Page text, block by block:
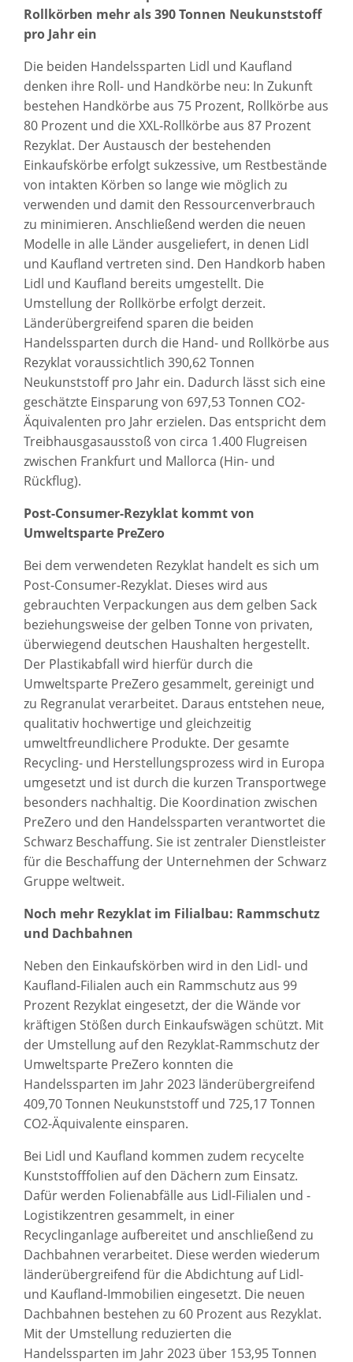
Rollkörben mehr als 390 Tonnen Neukunststoff
pro Jahr ein
Die beiden Handelssparten Lidl und Kaufland
denken ihre Roll- und Handkörbe neu: In Zukunft
bestehen Handkörbe aus 75 Prozent, Rollkörbe aus
80 Prozent und die XXL-Rollkörbe aus 87 Prozent
Rezyklat. Der Austausch der bestehenden
Einkaufskörbe erfolgt sukzessive, um Restbestände
von intakten Körben so lange wie möglich zu
verwenden und damit den Ressourcenverbrauch
zu minimieren. Anschließend werden die neuen
Modelle in alle Länder ausgeliefert, in denen Lidl
und Kaufland vertreten sind. Den Handkorb haben
Lidl und Kaufland bereits umgestellt. Die
Umstellung der Rollkörbe erfolgt derzeit.
Länderübergreifend sparen die beiden
Handelssparten durch die Hand- und Rollkörbe aus
Rezyklat voraussichtlich 390,62 Tonnen
Neukunststoff pro Jahr ein. Dadurch lässt sich eine
geschätzte Einsparung von 697,53 Tonnen CO2-
Äquivalenten pro Jahr erzielen. Das entspricht dem
Treibhausgasausstoß von circa 1.400 Flugreisen
zwischen Frankfurt und Mallorca (Hin- und
Rückflug).
Post-Consumer-Rezyklat kommt von
Umweltsparte PreZero
Bei dem verwendeten Rezyklat handelt es sich um
Post-Consumer-Rezyklat. Dieses wird aus
gebrauchten Verpackungen aus dem gelben Sack
beziehungsweise der gelben Tonne von privaten,
überwiegend deutschen Haushalten hergestellt.
Der Plastikabfall wird hierfür durch die
Umweltsparte PreZero gesammelt, gereinigt und
zu Regranulat verarbeitet. Daraus entstehen neue,
qualitativ hochwertige und gleichzeitig
umweltfreundlichere Produkte. Der gesamte
Recycling- und Herstellungsprozess wird in Europa
umgesetzt und ist durch die kurzen Transportwege
besonders nachhaltig. Die Koordination zwischen
PreZero und den Handelssparten verantwortet die
Schwarz Beschaffung. Sie ist zentraler Dienstleister
für die Beschaffung der Unternehmen der Schwarz
Gruppe weltweit.
Noch mehr Rezyklat im Filialbau: Rammschutz
und Dachbahnen
Neben den Einkaufskörben wird in den Lidl- und
Kaufland-Filialen auch ein Rammschutz aus 99
Prozent Rezyklat eingesetzt, der die Wände vor
kräftigen Stößen durch Einkaufswägen schützt. Mit
der Umstellung auf den Rezyklat-Rammschutz der
Umweltsparte PreZero konnten die
Handelssparten im Jahr 2023 länderübergreifend
409,70 Tonnen Neukunststoff und 725,17 Tonnen
CO2-Äquivalente einsparen.
Bei Lidl und Kaufland kommen zudem recycelte
Kunststofffolien auf den Dächern zum Einsatz.
Dafür werden Folienabfälle aus Lidl-Filialen und -
Logistikzentren gesammelt, in einer
Recyclinganlage aufbereitet und anschließend zu
Dachbahnen verarbeitet. Diese werden wiederum
länderübergreifend für die Abdichtung auf Lidl-
und Kaufland-Immobilien eingesetzt. Die neuen
Dachbahnen bestehen zu 60 Prozent aus Rezyklat.
Mit der Umstellung reduzierten die
Handelssparten im Jahr 2023 über 153,95 Tonnen